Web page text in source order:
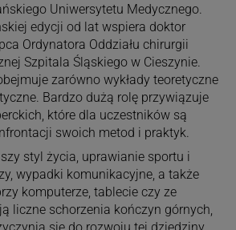
Uniwersytetu Medycznego.
edycji od lat wspiera doktor
Ordynatora Oddziału chirurgii
Szpitala Śląskiego w Cieszynie.
zarówno wykłady teoretyczne
Bardzo dużą rolę przywiązuje
które dla uczestników są
swoich metod i praktyk.
styl życia, uprawianie sportu i
wypadki komunikacyjne, a także
komputerze, tablecie czy ze
liczne schorzenia kończyn górnych,